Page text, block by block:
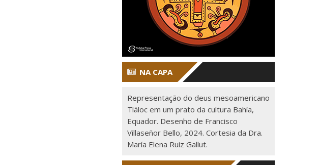
NA CAPA
Representação do deus mesoamericano
Tláloc em um prato da cultura Bahía,
Equador. Desenho de Francisco
Villaseñor Bello, 2024. Cortesia da Dra.
María Elena Ruiz Gallut.